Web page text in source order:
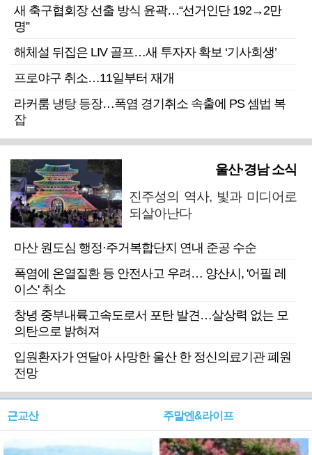
새 축구협회장 선출 방식 윤곽…“선거인단 192→2만
명”
해체설 뒤집은 LIV 골프…새 투자자 확보 ‘기사회생’
프로야구 취소…11일부터 재개
라커룸 냉탕 등장…폭염 경기취소 속출에 PS 셈법 복
잡
울산·경남 소식
진주성의 역사, 빛과 미디어로
되살아난다
마산 원도심 행정·주거복합단지 연내 준공 수순
폭염에 온열질환 등 안전사고 우려… 양산시, '어필 레
이스' 취소
창녕 중부내륙고속도로서 포탄 발견…살상력 없는 모
의탄으로 밝혀져
입원환자가 연달아 사망한 울산 한 정신의료기관 폐원
전망
근교산 주말엔&라이프